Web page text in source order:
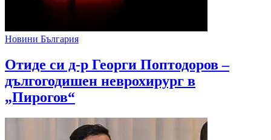
Новини България
Отиде си д-р Георги Поптодоров –
дългогодишен неврохирург в
„Пирогов“